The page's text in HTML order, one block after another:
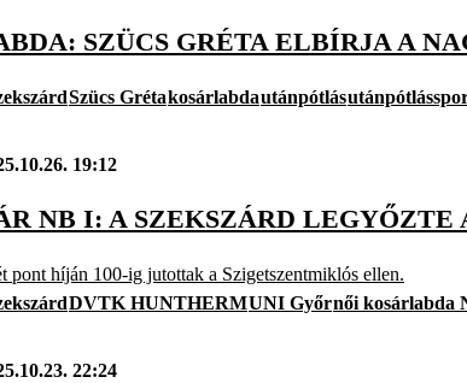
SZÜCS GRÉTA ELBÍRJA A
Szücs Grétakosárlabdautánpótlás
19:12
NB I: A SZEKSZÁRD
pont híján 100-ig jutottak a Szigetszentmiklós ellen.
DVTK HUNTHERMUNI Győrnői kosárlabda
22:24